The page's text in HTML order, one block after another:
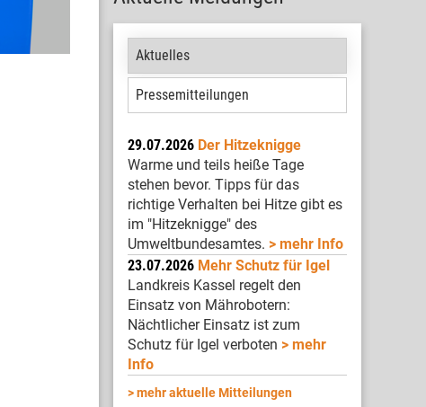
Aktuelles
Pressemitteilungen
29.07.2026 Der Hitzeknigge
Warme und teils heiße Tage
stehen bevor. Tipps für das
richtige Verhalten bei Hitze gibt es
im "Hitzeknigge" des
Umweltbundesamtes.
mehr Info
23.07.2026 Mehr Schutz für Igel
Landkreis Kassel regelt den
Einsatz von Mährobotern:
Nächtlicher Einsatz ist zum
Schutz für Igel verboten
mehr
Info
mehr aktuelle Mitteilungen